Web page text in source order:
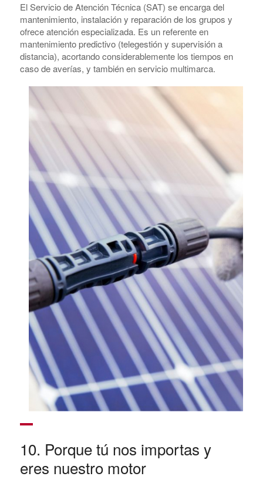
El Servicio de Atención Técnica (SAT) se encarga del
mantenimiento, instalación y reparación de los grupos y
ofrece atención especializada. Es un referente en
mantenimiento predictivo (telegestión y supervisión a
distancia), acortando considerablemente los tiempos en
caso de averías, y también en servicio multimarca.
10. Porque tú nos importas y
eres nuestro motor